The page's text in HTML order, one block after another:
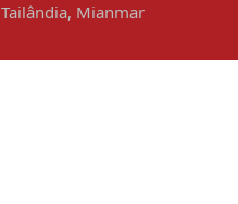
Tailândia, Mianmar